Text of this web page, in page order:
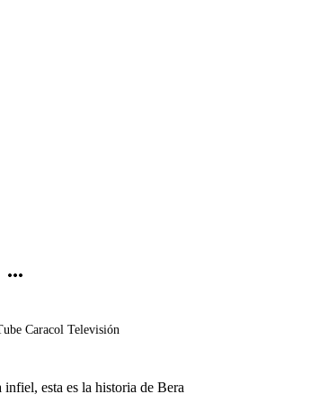
Caracol Televisión
esta es la historia de Bera